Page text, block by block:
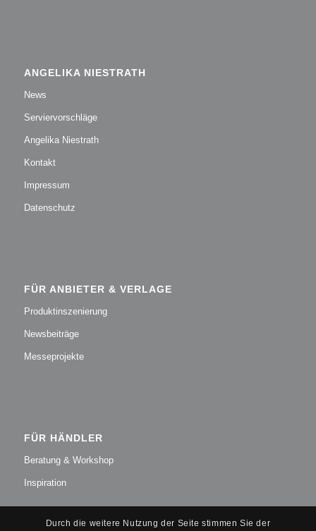
ANGELIKA NIESTRATH
News
Serviervorschläge
Angelika Niestrath
Kontakt
Impressum
Datenschutz
FÜR ANBIETER & VERLAGE
Produktinszenierung
Newsbeiträge
Messeprojekte
FÜR HÄNDLER
Beratung & Workshop
Inspiration
Durch die weitere Nutzung der Seite stimmen Sie der